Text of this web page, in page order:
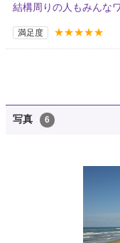
結構周りの人もみんな
満足度 ★★★★★
写真 6